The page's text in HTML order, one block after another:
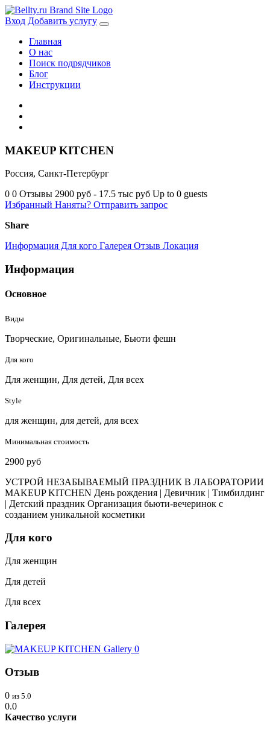
Skip
to
Вход Добавить услугу
Главная
О нас
Поиск подрядчиков
Блог
Инструкции
MAKEUP KITCHEN
Россия, Санкт-Петербург
0 0 Отзывы 2900 руб - 17.5 тыс руб Up to 0 guests
Избранный Наняты? Отправить запрос
Share
Информация Для кого Галерея Отзыв Локация
Информация
Основное
Виды
Творческие, Оригинальные, Бьюти фешн
Для кого
Для женщин, Для детей, Для всех
Style
для женщин, для детей, для всех
Минимальная стоимость
2900 руб
УСТРОЙ НЕЗАБЫВАЕМЫЙ ПРАЗДНИК В ЛАБОРАТОРИИ
MAKEUP KITCHEN День рождения | Девичник | Тимбилдинг
| Детский праздник Организация бьюти-вечеринок с
созданием уникальной косметики
Для кого
Для женщин
Для детей
Для всех
Галерея
Отзыв
0 из 5.0
0.0
Качество услуги